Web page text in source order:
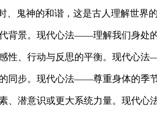
、鬼神的和谐，这是古人理解世界
背景。现代心法——理解我们身处
性、行动与反思的平衡。现代心
同步。现代心法——尊重身体的季
、潜意识或更大系统力量。现代